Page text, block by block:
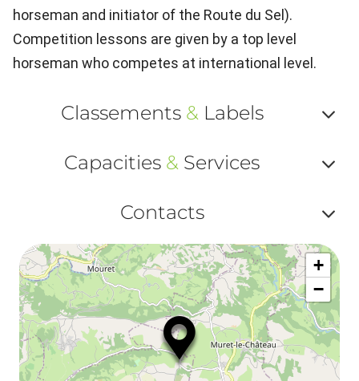
horseman and initiator of the Route du Sel).
Competition lessons are given by a top level
horseman who competes at international level.
Classements &Labels
ou
Capacities & Services
ou
Contacts
ou
+
−